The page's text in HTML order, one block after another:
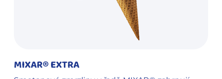
MIXAR® EXTRA